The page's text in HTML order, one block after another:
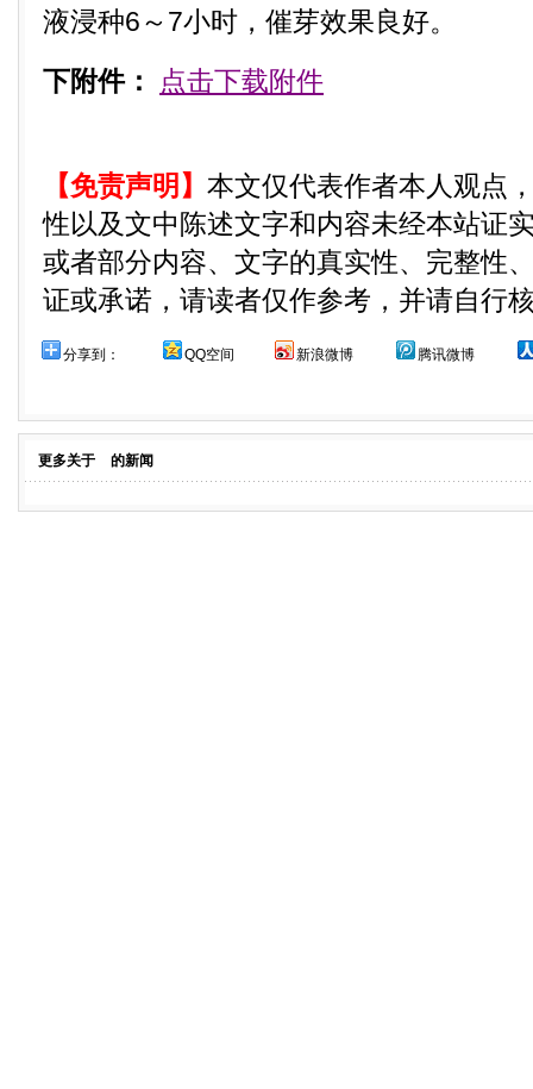
液浸种6～7小时，催芽效果良好。
下附件：
点击下载附件
【免责声明】 本文仅代表作者本人观点
性以及文中陈述文字和内容未经本站证
或者部分内容、文字的真实性、完整性
证或承诺，请读者仅作参考，并请自行
分享到： QQ空间 新浪微博 腾讯微博
更多关于 的新闻